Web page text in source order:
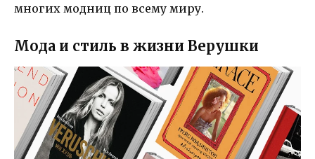
многих модниц по всему миру.
Мода и стиль в жизни Верушки